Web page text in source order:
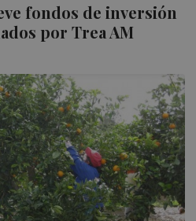
fondos de inversión
por Trea AM